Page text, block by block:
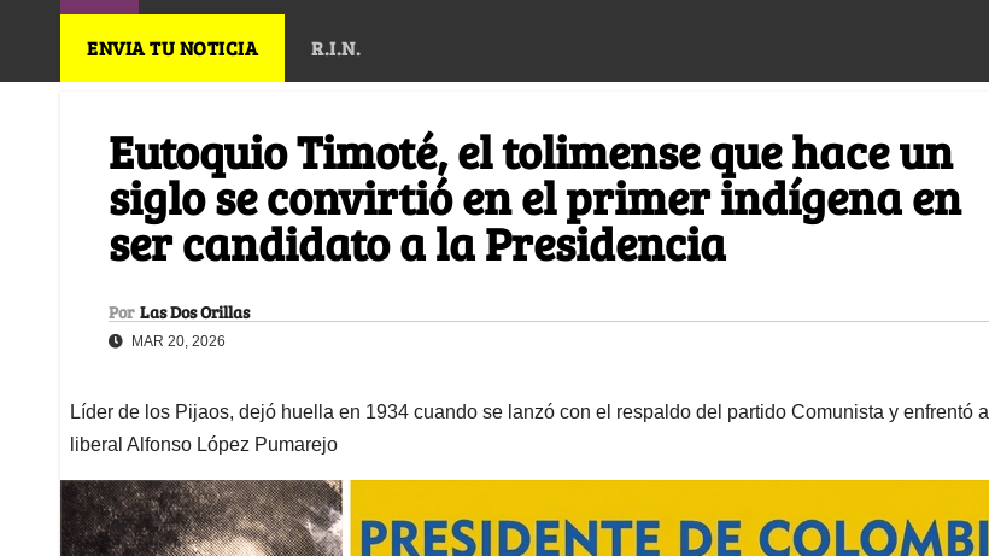
ENVIA TU NOTICIA R.I.N.
Eutoquio Timoté, el tolimense que hace un
siglo se convirtió en el primer indígena en
ser candidato a la Presidencia
Por Las Dos Orillas
MAR 20, 2026
Líder de los Pijaos, dejó huella en 1934 cuando se lanzó con el respaldo del partido Comunista y enfrentó al
liberal Alfonso López Pumarejo